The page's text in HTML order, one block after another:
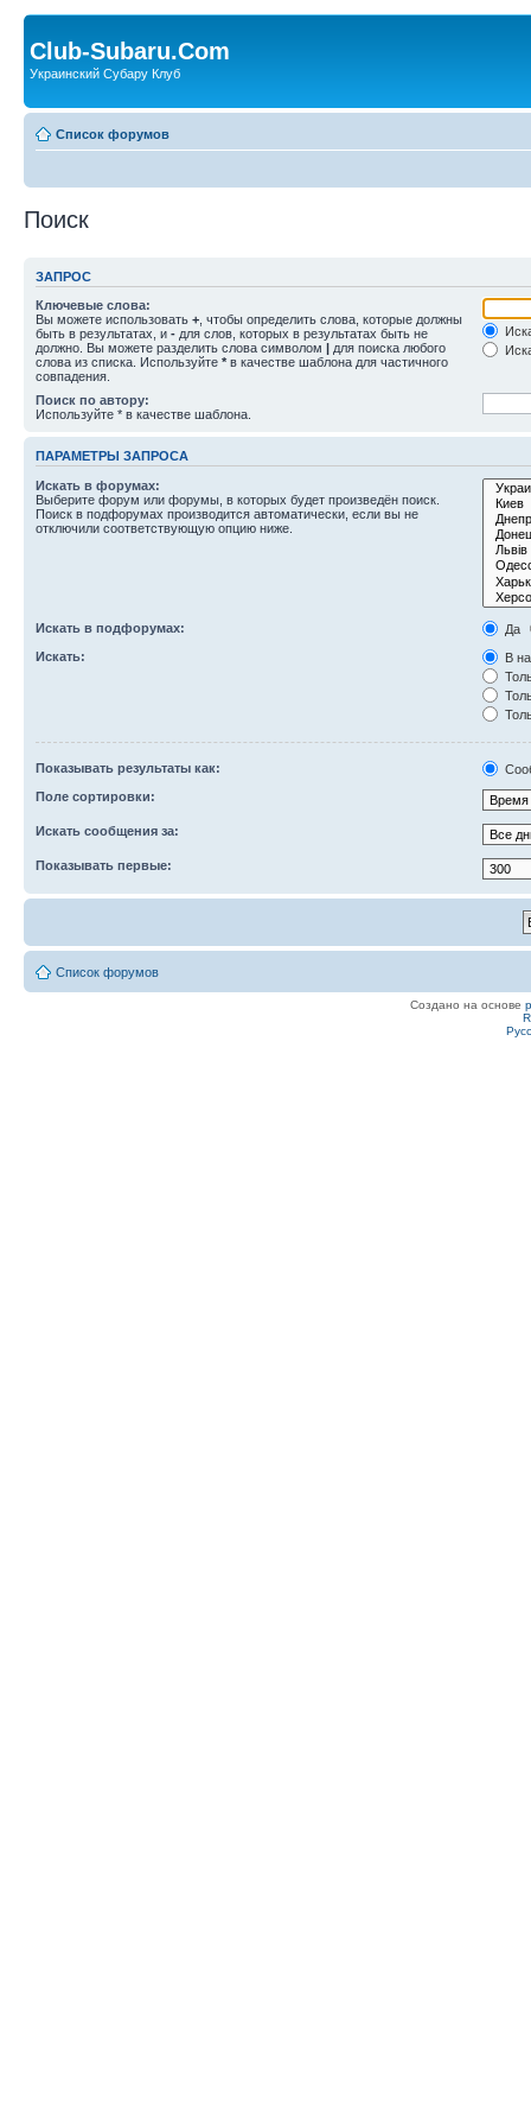
Club-Subaru.Com
Украинский Субару Клуб
Список форумов
Поиск
ЗАПРОС
Ключевые слова:
Вы можете использовать + , чтобы определить слова, которые должны
быть в результатах, и - для слов, которых в результатах быть не
должно. Вы можете разделить слова символом | для поиска любого
слова из списка. Используйте * в качестве шаблона для частичного
совпадения.
Поиск по автору:
Используйте * в качестве шаблона.
ПАРАМЕТРЫ ЗАПРОСА
Искать в форумах:
Выберите форум или форумы, в которых будет произведён поиск.
Поиск в подфорумах производится автоматически, если вы не
отключили соответствующую опцию ниже.
Искать в подфорумах:
Да
Искать:
В
Показывать результаты как:
Поле сортировки:
Искать сообщения за:
Показывать первые:
Список форумов
Создано на основе